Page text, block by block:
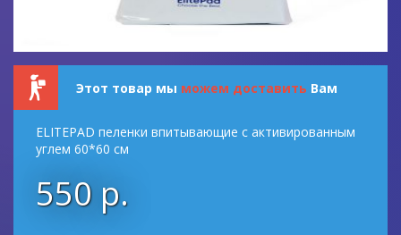
Этот товар мы можем доставить Вам
ELITEPAD пеленки впитывающие с активированным
углем 60*60 см
550 р.